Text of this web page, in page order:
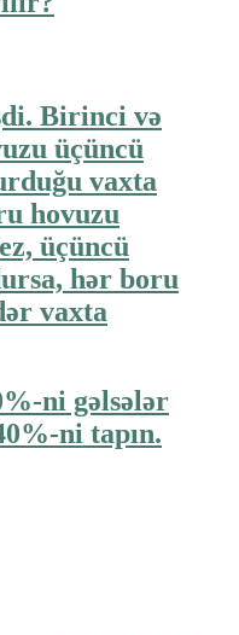
Birinci və
üçüncü
vaxta
hovuzu
üçüncü
hər boru
vaxta
ni gəlsələr
ni tapın.